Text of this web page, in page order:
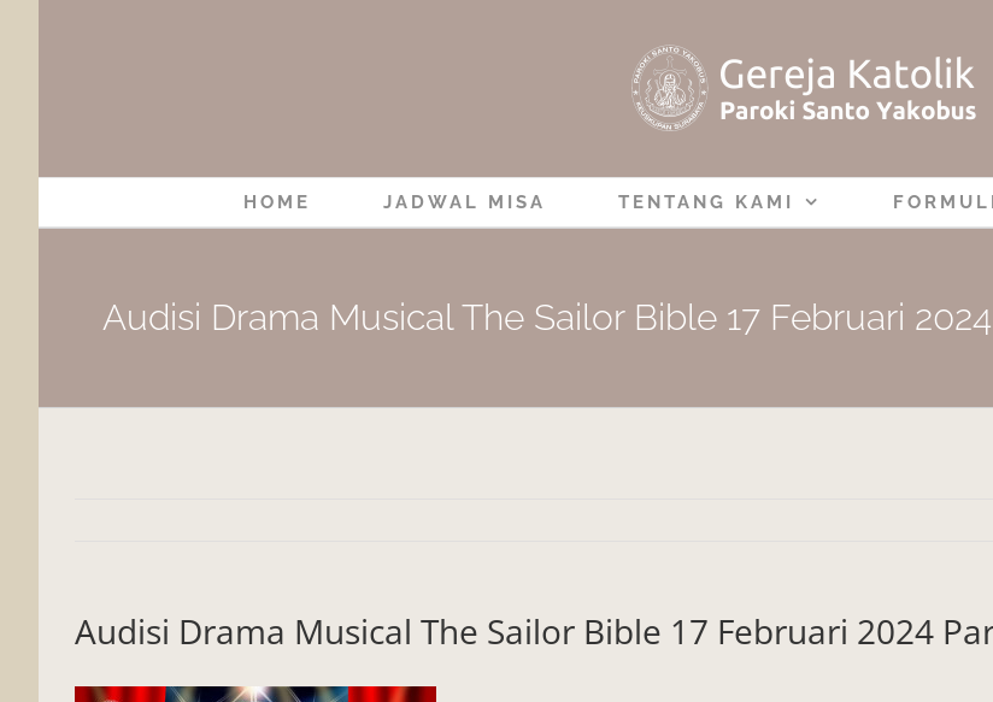
HOME JADWAL MISA TENTANG KAMI
Audisi Drama Musical The Sailor Bible 17 Februari
Audisi Drama Musical The Sailor Bible 17 Februari 2024